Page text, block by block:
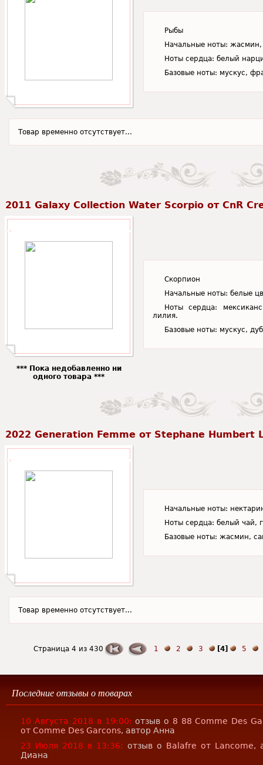
Рыбы
Начальные ноты:
Ноты сердца: белый
Базовые ноты: мускус,
Товар временно отсутствует...
2011 Galaxy Collection Water Scorpio от CnR
Скорпион
Начальные ноты: белые
Ноты сердца:
лилия.
Базовые ноты: мускус,
*** Пока недобавленно ни
одного товара ***
2022 Generation Femme от Stephane Humbert
Начальные ноты:
Ноты сердца: белый чай,
Базовые ноты: жасмин,
Товар временно отсутствует...
Страница 4 из 430 1 2 3 [4] 5
Последние отзывы о товарах
10 Августа 2018 в 19:00: отзыв о 8 88 Comme Des
от Comme Des Garcons, автор Анна
23 Июля 2018 в 13:36: отзыв о Balafre от Lancome,
Диана